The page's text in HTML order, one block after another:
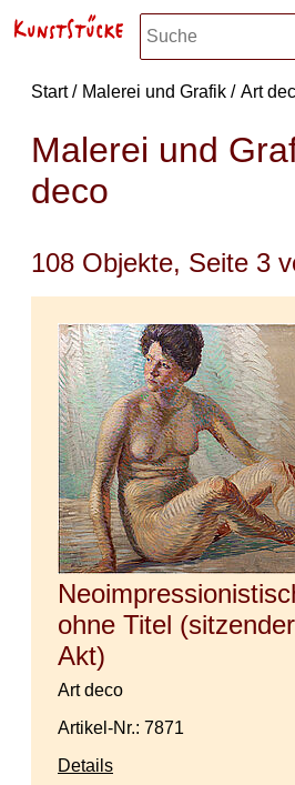
Start Malerei und Grafik Art
Malerei und
deco
108 Objekte, Seite 3
ohne Titel
Akt)
Art deco
Artikel-Nr.: 7871
Details